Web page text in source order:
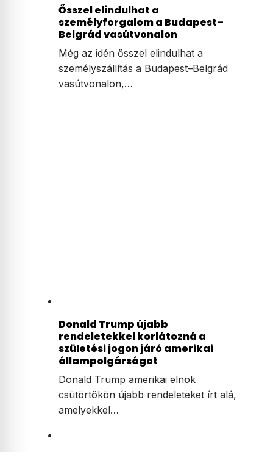
Ősszel elindulhat a
személyforgalom a Budapest–
Belgrád vasútvonalon
Még az idén ősszel elindulhat a
személyszállítás a Budapest–Belgrád
vasútvonalon,…
Donald Trump újabb
rendeletekkel korlátozná a
születési jogon járó amerikai
állampolgárságot
Donald Trump amerikai elnök
csütörtökön újabb rendeleteket írt alá,
amelyekkel…